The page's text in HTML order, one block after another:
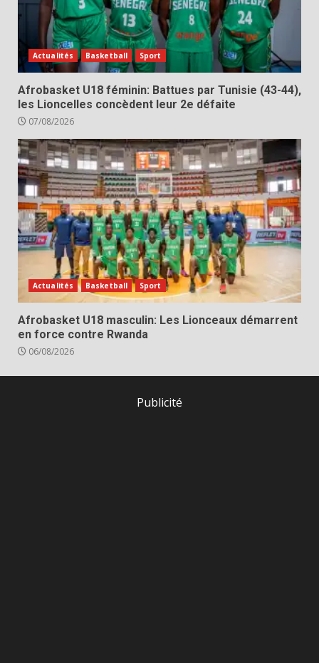
Actualités Basketball Sport
Afrobasket U18 féminin: Battues par Tunisie (43-44),
les Lioncelles concèdent leur 2e défaite
07/08/2026
Actualités Basketball Sport
Afrobasket U18 masculin: Les Lionceaux démarrent
en force contre Rwanda
06/08/2026
Publicité